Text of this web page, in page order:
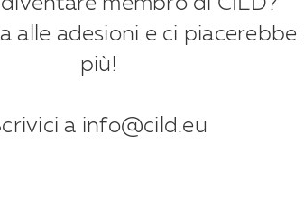
alle adesioni e ci piacerebbe
più!
a info@cild.eu